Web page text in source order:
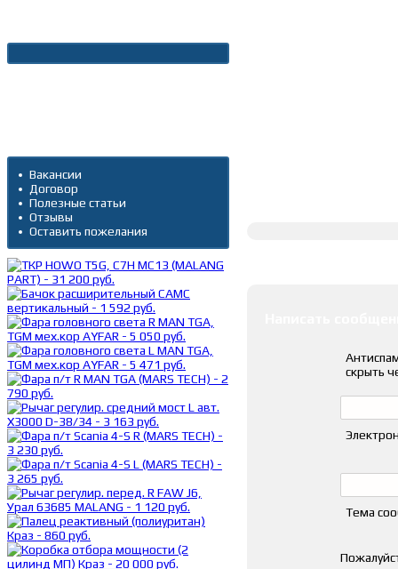
скрыть
Тема
Вакансии
Договор
Полезные статьи
Отзывы
Оставить пожелания